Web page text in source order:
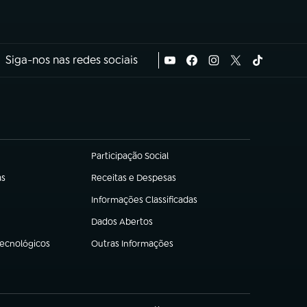
Siga-nos nas redes sociais
Participação Social
(abre em nova aba)
Receitas e Despesas
(abre em nova aba)
Informações Classificadas
(abre em nova aba)
Dados Abertos
(abre em nova aba)
Outras Informações
(abre em nova aba)